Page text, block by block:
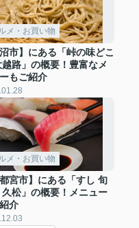
メ・お買い物
沼市】にある「峠の味どこ
越路」の概要！豊富なメ
もご紹介
メ・お買い物
都宮市】にある「すし 旬
松」の概要！メニュー
介